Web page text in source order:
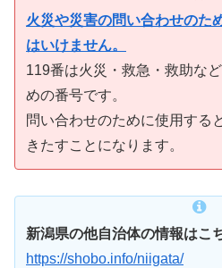
火災や災害の問い合わせのた
はいけません。
119番は火災・救急・救助な
めの番号です。
問い合わせのために使用する
きたすことになります。
新潟県の他自治体の情報はこ
https://shobo.info/niigata/